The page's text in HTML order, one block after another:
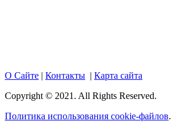
О Сайте | Контакты | Карта сайта
Copyright © 2021. All Rights Reserved.
Политика использования cookie-файлов.